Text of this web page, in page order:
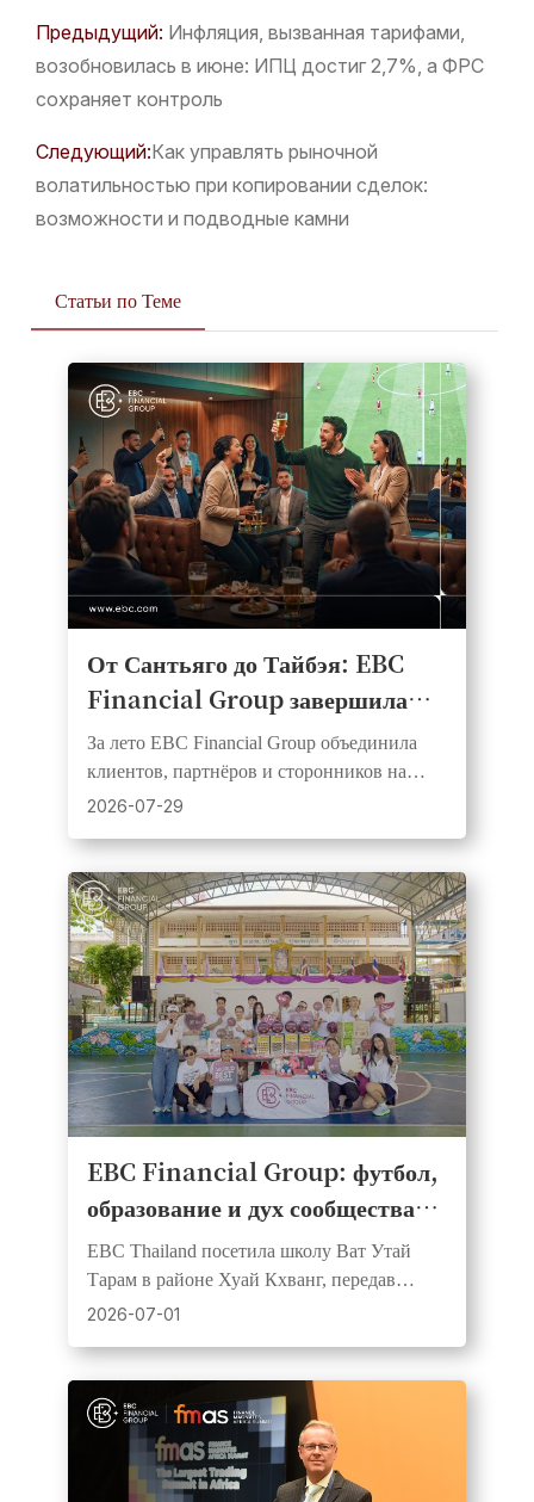
Предыдущий: Инфляция, вызванная тарифами,
возобновилась в июне: ИПЦ достиг 2,7%, а ФРС
сохраняет контроль
Следующий:​Как управлять рыночной
волатильностью при копировании сделок:
возможности и подводные камни
Статьи по Теме
От Сантьяго до Тайбэя: EBC
Financial Group завершила
серию вечеринок совместного
просмотра «Футбольной
лихорадки» 2026 года
За лето EBC Financial Group объединила
клиентов, партнёров и сторонников на
шести рынках и трёх континентах
2026-07-29
EBC Financial Group: футбол,
образование и дух сообщества
объединились на Дне
корпоративной социальной
ответственности в бангкокской
школе
EBC Thailand посетила школу Ват Утай
Тарам в районе Хуай Кхванг, передав
футбольные мячи и учебные материалы в
2026-07-01